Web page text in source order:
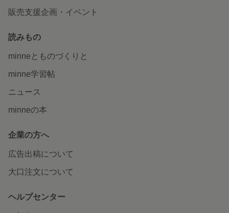
販売支援企画・イベント
読みもの
minneとものづくりと
minne学習帖
ニュース
minneの本
企業の方へ
広告出稿について
大口注文について
ヘルプセンター